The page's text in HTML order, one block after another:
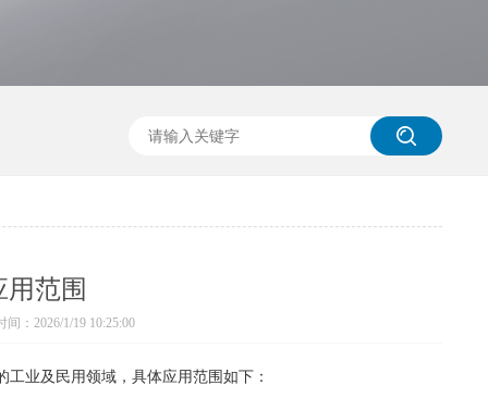
范围
间：2026/1/19 10:25:00
业及民用领域，具体应用范围如下：